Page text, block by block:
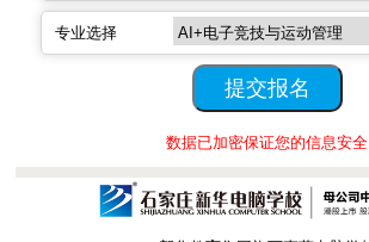
专业选择
数据已加密保证您的信息安全